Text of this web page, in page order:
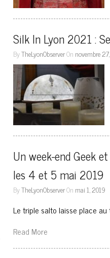
Silk In Lyon 2021 :
ByTheLyonObserverOn novembre
Un week-end Geek
les 4 et 5 mai 2019
ByTheLyonObserverOn mai 1, 2019
Le triple salto laisse place
Read More